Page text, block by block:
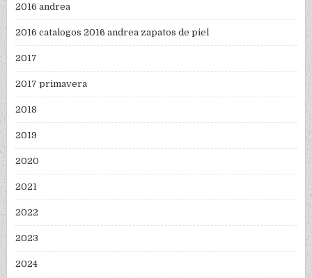
2016 andrea
2016 catalogos 2016 andrea zapatos de piel
2017
2017 primavera
2018
2019
2020
2021
2022
2023
2024